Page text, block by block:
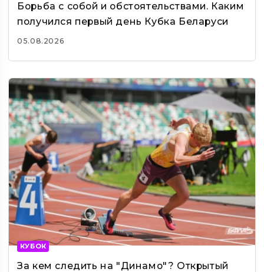
Борьба с собой и обстоятельствами. Каким
получился первый день Кубка Беларуси
05.08.2026
КУБОК
За кем следить на "Динамо"? Открытый